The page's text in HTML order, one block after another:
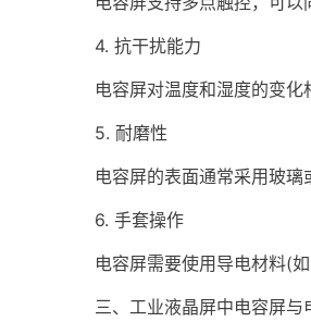
4. 抗干扰能力
电容屏对温度和湿度的变化
5. 耐磨性
电容屏的表面通常采用玻璃
6. 手套操作
电容屏需要使用导电材料(
三、工业液晶屏中电容屏与